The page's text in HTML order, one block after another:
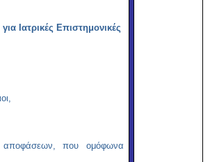
Ιατρικές Επιστημονικές
αποφάσεων, που ομόφωνα